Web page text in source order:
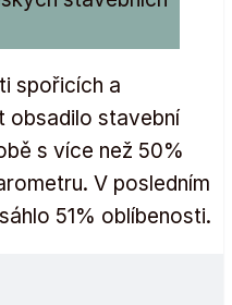
spořicích a
obsadilo stavební
s více než 50%
V posledním
51% oblíbenosti.